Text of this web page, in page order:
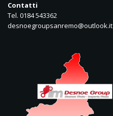
Contatti
Tel. 0184 543362
desnoegroupsanremo@outlook.it